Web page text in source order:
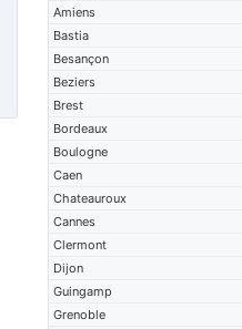
Amiens
Bastia
Besançon
Beziers
Brest
Bordeaux
Boulogne
Caen
Chateauroux
Cannes
Clermont
Dijon
Guingamp
Grenoble